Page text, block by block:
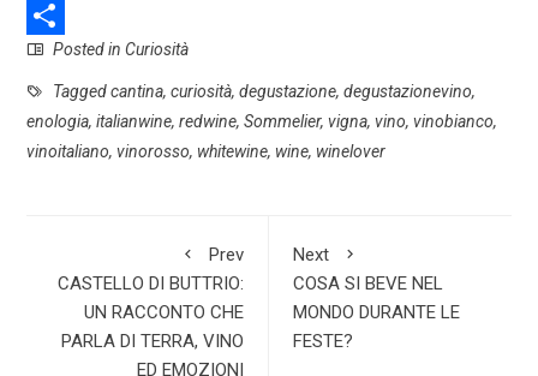
c
e
b
o
h
a
t
s
L
i
n
k
S
h
a
Posted in Curiosità
Taggedcantina,curiosità,degustazione,degustazionevino,
enologia,italianwine,redwine,Sommelier,vigna,vino,vinobianco,
vinoitaliano,vinorosso, whitewine, wine, winelover
Prev
CASTELLO DI BUTTRIO:
UN RACCONTO CHE
PARLA DI TERRA, VINO
ED EMOZIONI
Next
COSA SI BEVE NEL
MONDO DURANTE LE
FESTE?